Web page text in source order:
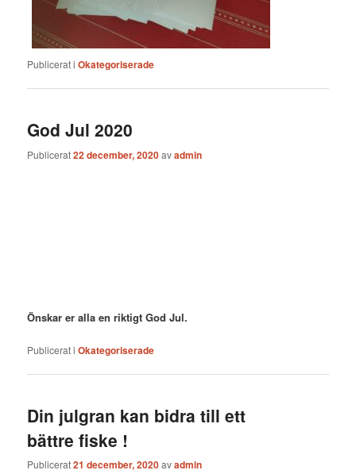
Publicerat i Okategoriserade
God Jul 2020
Publicerat22 december, 2020avadmin
Önskar er alla en riktigt God Jul.
Publicerat i Okategoriserade
Din julgran kan bidra till ett
bättre fiske !
Publicerat21 december, 2020avadmin